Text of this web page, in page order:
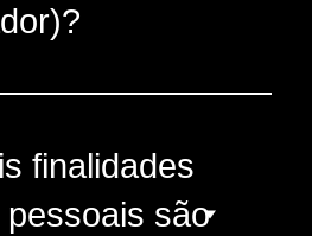
finalidades
são